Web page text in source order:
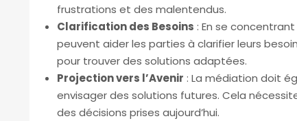
frustrations et des malentendus.
Clarification des Besoins : En se
peuvent aider les parties à clarifier leurs
pour trouver des solutions adaptées.
Projection vers l’Avenir : La médiation doit
envisager des solutions futures. Cela
des décisions prises aujourd’hui.